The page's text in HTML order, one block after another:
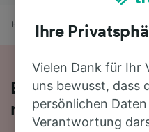
Home Bahnfahrplan Porto
Bequem von
nehmen Sie den
Ihre
Vielen Dank für Ihr
uns bewusst, dass
persönlichen
Verantwortung